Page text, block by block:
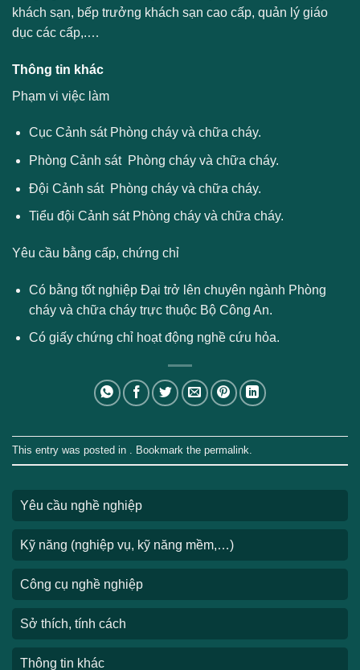
Yêu cầu nghề nghiệp
Kỹ năng (nghiệp vụ, kỹ năng mềm,…)
Công cụ nghề nghiệp
Sở thích, tính cách
Thông tin khác
khách sạn, bếp trưởng khách sạn cao cấp, quản lý giáo
dục các cấp,.…
Thông tin khác
Phạm vi việc làm
Cục Cảnh sát Phòng cháy và chữa cháy.
Phòng Cảnh sát Phòng cháy và chữa cháy.
Đội Cảnh sát Phòng cháy và chữa cháy.
Tiểu đội Cảnh sát Phòng cháy và chữa cháy.
Yêu cầu bằng cấp, chứng chỉ
Có bằng tốt nghiệp Đại trở lên chuyên ngành Phòng
cháy và chữa cháy trực thuộc Bộ Công An.
Có giấy chứng chỉ hoạt động nghề cứu hỏa.
This entry was posted in . Bookmark the permalink